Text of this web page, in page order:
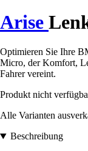
Arise
Optimieren Sie Ihre
Micro, der Komfort,
Fahrer vereint.
Produkt nicht
Alle Varianten
Beschreibung